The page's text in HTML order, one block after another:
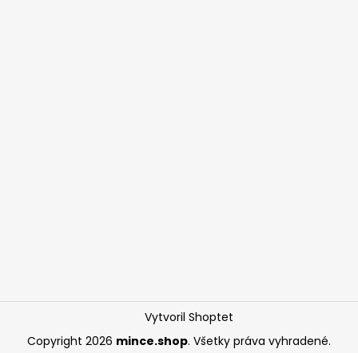
Vytvoril Shoptet
Copyright 2026 mince.shop. Všetky práva vyhradené.